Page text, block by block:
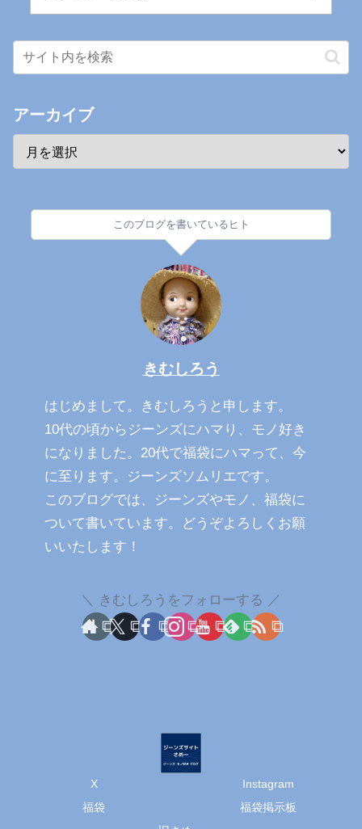
アーカイブ
このブログを書いているヒト
きむしろう
はじめまして。きむしろうと申します。
10代の頃からジーンズにハマり、モノ好き
になりました。20代で福袋にハマって、今
に至ります。ジーンズソムリエです。
このブログでは、ジーンズやモノ、福袋に
ついて書いています。どうぞよろしくお願
いいたします！
きむしろうをフォローする
X
Instagram
福袋
福袋掲示板